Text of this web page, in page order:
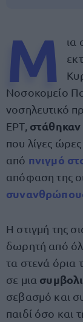
Μ
ια
Νοσοκομείο
νοσηλευτικό
ΕΡΤ,
που λίγες ώρες
από πνιγμό
απόφαση της
Η στιγμή της
δωρητή από
τα στενά όρια
σε μια
σεβασμό και
παιδί όσο και